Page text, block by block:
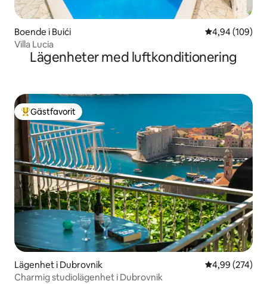
Boende i Buići 4,94 av 5 i
4,94 (109)
Villa Lucia
Lägenheter med luftkonditionering
Populär gästfavorit
Gästfavorit
Lägenhet i Dubrovnik 4,99 av 5 i
4,99 (274)
Charmig studiolägenhet i Dubrovnik